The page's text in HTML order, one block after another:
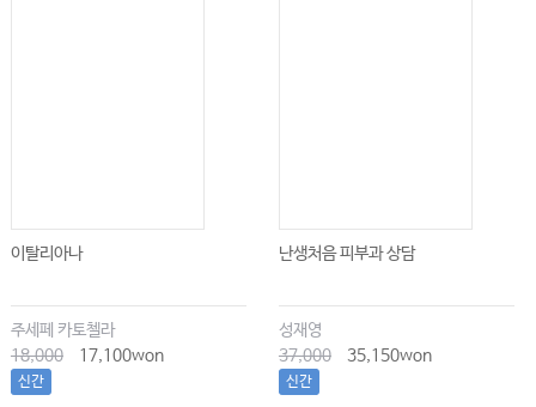
이탈리아나
주세페 카토첼라
18,000
17,100won
신간
난생처음 피부과 상담
성재영
37,000
35,150won
신간